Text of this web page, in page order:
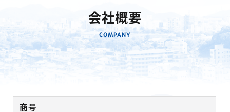
会社概要
COMPANY
商号